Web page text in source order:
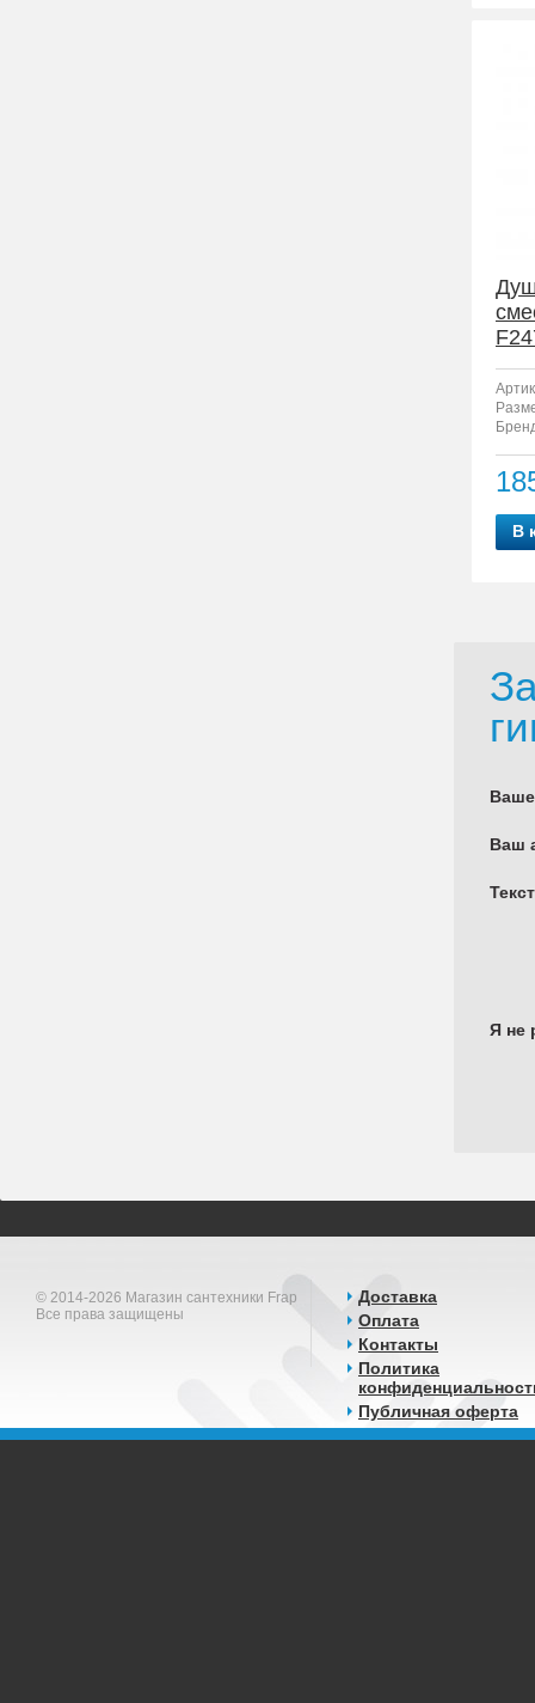
В
Ваш
Я не
© 2014-2026 Магазин сантехники Frap
Все права защищены
Доставка
Оплата
Контакты
Политика
Публичная оферта